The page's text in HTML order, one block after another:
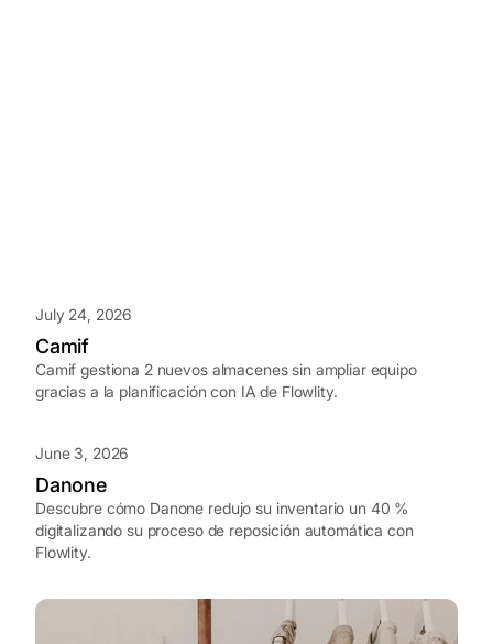
July 24, 2026
Camif
Camif gestiona 2 nuevos almacenes sin ampliar equipo
gracias a la planificación con IA de Flowlity.
June 3, 2026
Danone
Descubre cómo Danone redujo su inventario un 40 %
digitalizando su proceso de reposición automática con
Flowlity.